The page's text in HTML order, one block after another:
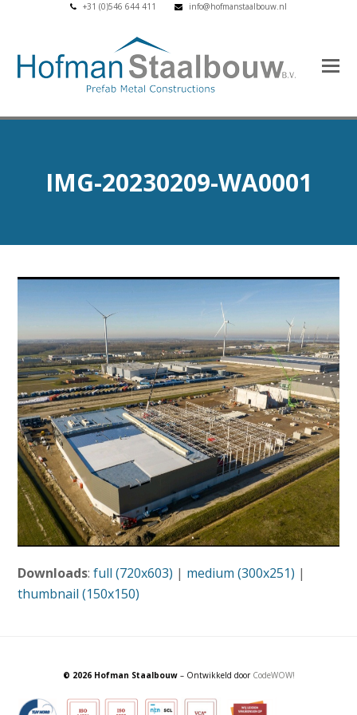
+31 (0)546 644 411 info@hofmanstaalbouw.nl
IMG-20230209-WA0001
Downloads:full (720x603) | medium (300x251) |
thumbnail (150x150)
© 2026 Hofman Staalbouw– Ontwikkeld door CodeWOW!